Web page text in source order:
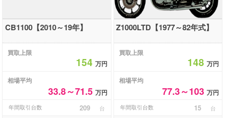
CB1100【2010～19年】
買取上限
154万円
相場平均
33.8～71.5万円
年間取引台数 209 台
Z1000LTD【1977～82年式】
買取上限
148 万円
相場平均
77.3～103 万円
年間取引台数 15 台